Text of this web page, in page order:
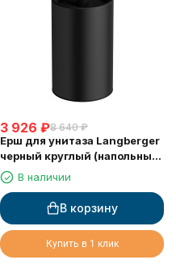
3 926 ₽8 640 ₽
Ерш для унитаза Langberger
черный круглый (напольный/
к стене) 70871-BP
В наличии
В корзину
Купить в 1 клик